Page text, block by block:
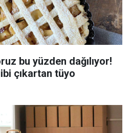
bu yüzden dağılıyor!
çıkartan tüyo